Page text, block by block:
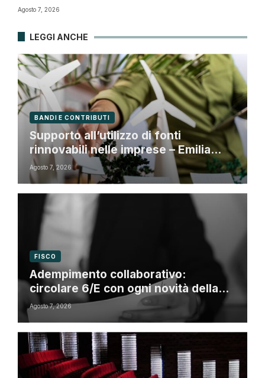
Agosto 7, 2026
LEGGI ANCHE
BANDI E CONTRIBUTI
Supporto all’utilizzo di fonti
rinnovabili nelle imprese – Emilia
Romagna
Agosto 7, 2026
FISCO
Adempimento collaborativo:
circolare 6/E con ogni novità della
riforma fiscale
Agosto 7, 2026